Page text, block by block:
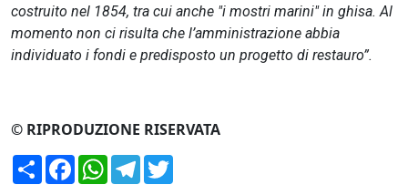
costruito nel 1854, tra cui anche "i mostri marini" in ghisa. Al
momento non ci risulta che l’amministrazione abbia
individuato i fondi e predisposto un progetto di restauro”.
© RIPRODUZIONE RISERVATA
CondividiFacebookWhatsApp
Telegram